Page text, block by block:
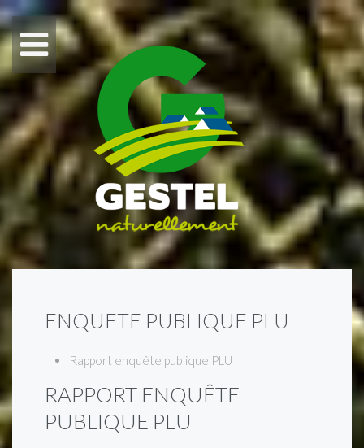
ENQUETE PUBLIQUE PLU
Rapport enquête publique PLU
RAPPORT ENQUÊTE
PUBLIQUE PLU